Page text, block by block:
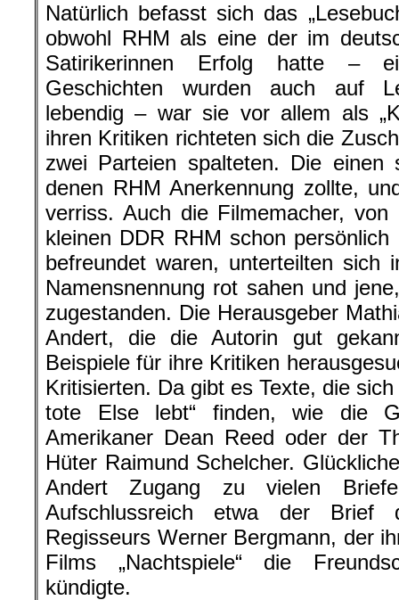
Natürlich befasst sich das
obwohl RHM als eine der im
Satirikerinnen Erfolg hatte –
Geschichten wurden auch auf
lebendig – war sie vor allem als
ihren Kritiken richteten sich die
zwei Parteien spalteten. Die
denen RHM Anerkennung zollte,
verriss. Auch die Filmemacher,
kleinen DDR RHM schon
befreundet waren, unterteilten sich
Namensnennung rot sahen und
zugestanden. Die Herausgeber
Andert, die die Autorin gut
Beispiele für ihre Kritiken
Kritisierten. Da gibt es Texte, die
tote Else lebt“ finden, wie die
Amerikaner Dean Reed oder der
Hüter Raimund Schelcher.
Andert Zugang zu vielen
Aufschlussreich etwa der Brief
Regisseurs Werner Bergmann, der
Films „Nachtspiele“ die
kündigte.